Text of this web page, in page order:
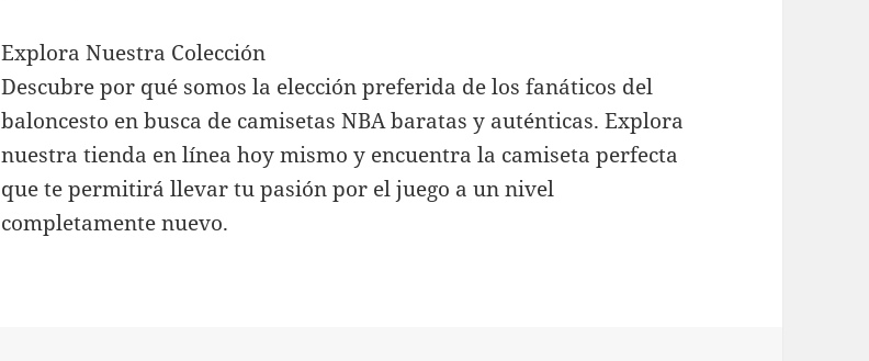
Explora Nuestra Colección
Descubre por qué somos la elección preferida de los fanáticos del
baloncesto en busca de camisetas NBA baratas y auténticas. Explora
nuestra tienda en línea hoy mismo y encuentra la camiseta perfecta
que te permitirá llevar tu pasión por el juego a un nivel
completamente nuevo.